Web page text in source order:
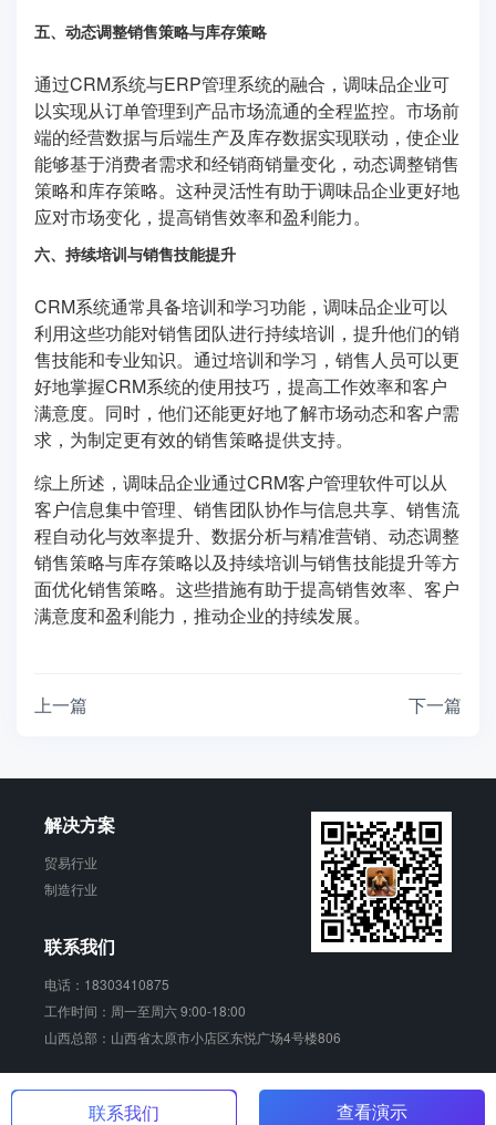
五、动态调整销售策略与库存策略
通过CRM系统与ERP管理系统的融合，调味品企业可
以实现从订单管理到产品市场流通的全程监控。市场前
端的经营数据与后端生产及库存数据实现联动，使企业
能够基于消费者需求和经销商销量变化，动态调整销售
策略和库存策略。这种灵活性有助于调味品企业更好地
应对市场变化，提高销售效率和盈利能力。
六、持续培训与销售技能提升
CRM系统通常具备培训和学习功能，调味品企业可以
利用这些功能对销售团队进行持续培训，提升他们的销
售技能和专业知识。通过培训和学习，销售人员可以更
好地掌握CRM系统的使用技巧，提高工作效率和客户
满意度。同时，他们还能更好地了解市场动态和客户需
求，为制定更有效的销售策略提供支持。
综上所述，调味品企业通过CRM客户管理软件可以从
客户信息集中管理、销售团队协作与信息共享、销售流
程自动化与效率提升、数据分析与精准营销、动态调整
销售策略与库存策略以及持续培训与销售技能提升等方
面优化销售策略。这些措施有助于提高销售效率、客户
满意度和盈利能力，推动企业的持续发展。
上一篇 下一篇
解决方案
贸易行业
制造行业
联系我们
电话：18303410875
工作时间：周一至周六 9:00-18:00
山西总部：山西省太原市小店区东悦广场4号楼806
青动 版权所有
联系我们 查看演示